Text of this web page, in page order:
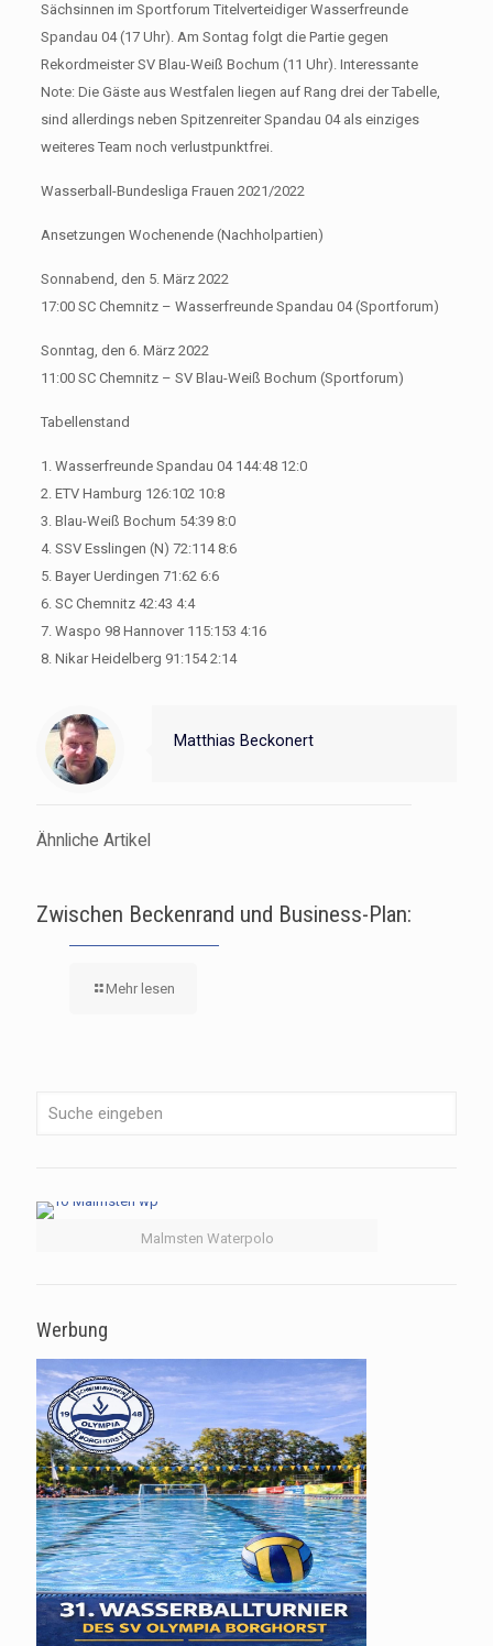
Sächsinnen im Sportforum Titelverteidiger Wasserfreunde
Spandau 04 (17 Uhr). Am Sontag folgt die Partie gegen
Rekordmeister SV Blau-Weiß Bochum (11 Uhr). Interessante
Note: Die Gäste aus Westfalen liegen auf Rang drei der Tabelle,
sind allerdings neben Spitzenreiter Spandau 04 als einziges
weiteres Team noch verlustpunktfrei.
Wasserball-Bundesliga Frauen 2021/2022
Ansetzungen Wochenende (Nachholpartien)
Sonnabend, den 5. März 2022
17:00 SC Chemnitz – Wasserfreunde Spandau 04 (Sportforum)
Sonntag, den 6. März 2022
11:00 SC Chemnitz – SV Blau-Weiß Bochum (Sportforum)
Tabellenstand
1. Wasserfreunde Spandau 04 144:48 12:0
2. ETV Hamburg 126:102 10:8
3. Blau-Weiß Bochum 54:39 8:0
4. SSV Esslingen (N) 72:114 8:6
5. Bayer Uerdingen 71:62 6:6
6. SC Chemnitz 42:43 4:4
7. Waspo 98 Hannover 115:153 4:16
8. Nikar Heidelberg 91:154 2:14
Matthias Beckonert
Ähnliche Artikel
Zwischen Beckenrand und Business-Plan:
Mehr lesen
Malmsten Waterpolo
Werbung